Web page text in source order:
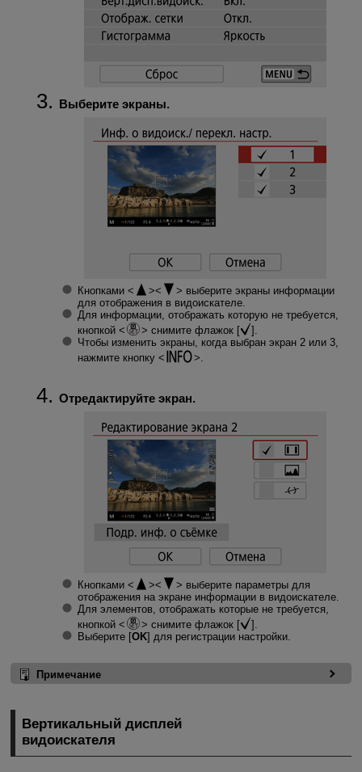
Выберите экраны.
Кнопками
выберите экраны информации
для отображения в видоискателе.
Для информации, отображать которую не требуется,
кнопкой
снимите флажок [
].
Чтобы изменить экраны, когда выбран экран 2 или 3,
нажмите кнопку
Отредактируйте экран.
Кнопками
выберите параметры для
отображения на экране информации в видоискателе.
Для элементов, отображать которые не требуется,
кнопкой
снимите флажок [
].
Выберите [OK] для регистрации настройки.
Примечание
Вертикальный дисплей
видоискателя